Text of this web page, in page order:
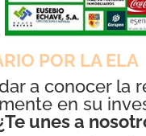
POR LA ELA
a conocer la
en su
unes a